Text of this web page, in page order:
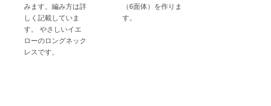
みます。編み方は詳
しく記載していま
す。 やさしいイエ
ローのロングネック
レスです。
（6面体）を作りま
す。